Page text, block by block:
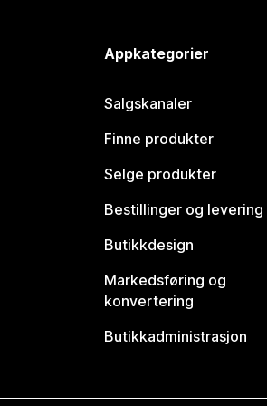
Appkategorier
Salgskanaler
Finne produkter
Selge produkter
Bestillinger og levering
Butikkdesign
Markedsføring og
konvertering
Butikkadministrasjon